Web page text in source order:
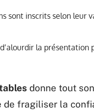
sont inscrits selon leur
la présentation
donne tout
de fragiliser la